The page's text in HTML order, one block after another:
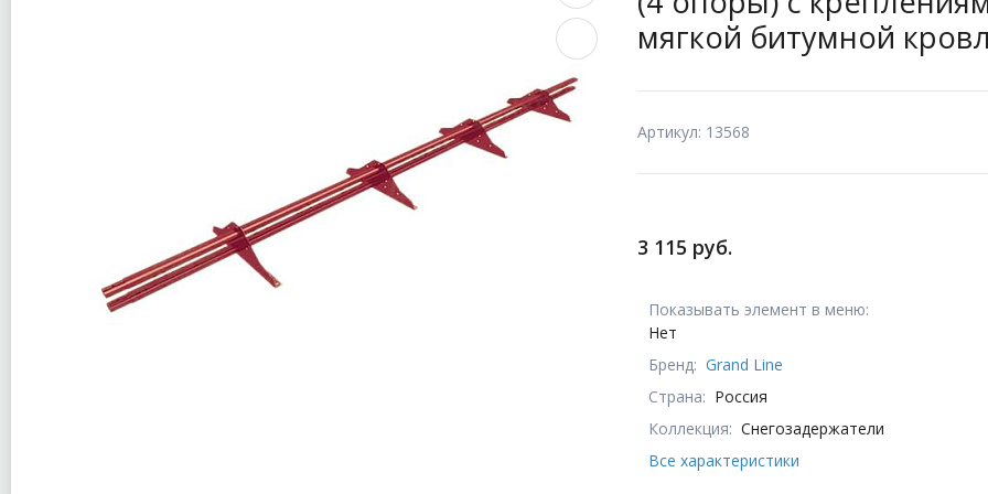
мягкой битумной
Артикул: 13568
3 115 руб.
Показывать элемент в меню:
Нет
Бренд: Grand Line
Страна: Россия
Коллекция: Снегозадержатели
Все характеристики